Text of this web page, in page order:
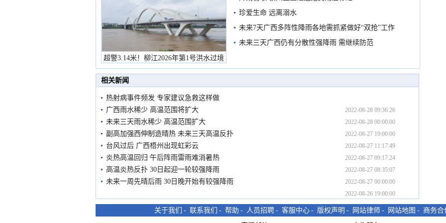
超警3.14米！柳江2026年第1号洪水过境
市民在堤岸见证汛况
珍爱生命 远离溺水
未来7天广西多阵性降雨各地需抓紧做好“双抢”工作
未来三天广西仍有分散性强降雨 需继续防范
相关新闻
热射病事件频发 专家建议急救这样做
2022-08-28 09:36:26
广西雨水稀少 高温范围将扩大
2022-08-28 00:00:00
未来三天雨水稀少 高温范围扩大
2022-08-27 19:00:00
副高加强西伸制造晴热 未来三天高温反扑
2022-08-27 11:17:49
台风过后 广西梧州出现虹彩云
2022-08-27 09:17:24
炎热高温回归 午后阵雨雷雨难消暑热
2022-08-27 08:35:07
高温炎热反扑 30日起迎一轮较强降雨
2022-08-27 00:00:00
未来一周先晴后雨 30日晚开始有较强降雨
2022-08-26 19:00:00
关于我们 - 联系我们 - 帮助 - 人员招聘 - 客服中心 - 版权声明 - 网站律师 - 网站地图 - 商务合